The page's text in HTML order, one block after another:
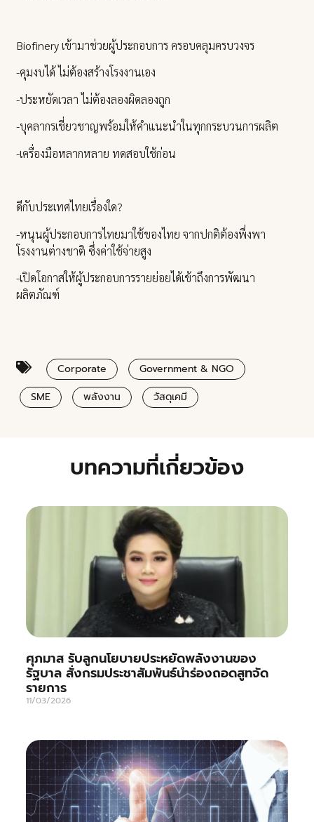
Biofinery เข้ามาช่วยผู้ประกอบการ ครอบคลุมครบวงจร
-คุมงบได้ ไม่ต้องสร้างโรงงานเอง
-ประหยัดเวลา ไม่ต้องลองผิดลองถูก
-บุคลากรเชี่ยวชาญพร้อมให้คำแนะนำในทุกกระบวนการผลิต
-เครื่องมือหลากหลาย ทดสอบใช้ก่อน
ดีกับประเทศไทยเรื่องใด?
-หนุนผู้ประกอบการไทยมาใช้ของไทย จากปกติต้องพึ่งพา
โรงงานต่างชาติ ซึ่งค่าใช้จ่ายสูง
-เปิดโอกาสให้ผู้ประกอบการรายย่อยได้เข้าถึงการพัฒนา
ผลิตภัณฑ์
Corporate
Government & NGO
SME
พลังงาน วัสดุเคมี
บทความที่เกี่ยวข้อง
ศุภมาส รับลูกนโยบายประหยัดพลังงานของ
รัฐบาล สั่งกรมประชาสัมพันธ์นำร่องถอดสูทจัด
รายการ
11/03/2026